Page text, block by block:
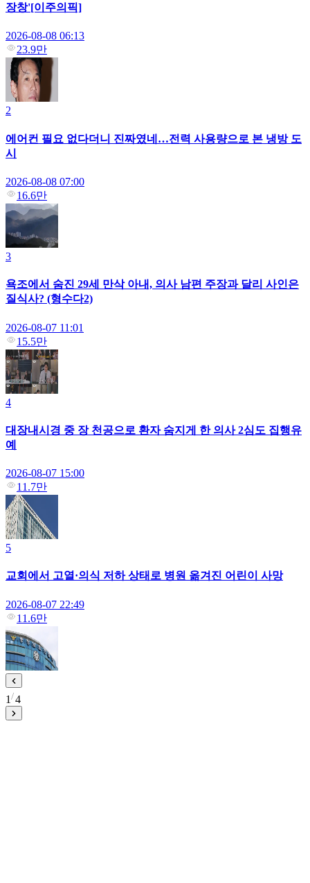
장창'[이주의픽]
2026-08-08 06:13
23.9만
2
에어컨 필요 없다더니 진짜였네…전력 사용량으로 본 냉방 도
시
2026-08-08 07:00
16.6만
3
욕조에서 숨진 29세 만삭 아내, 의사 남편 주장과 달리 사인은
질식사? (형수다2)
2026-08-07 11:01
15.5만
4
대장내시경 중 장 천공으로 환자 숨지게 한 의사 2심도 집행유
예
2026-08-07 15:00
11.7만
5
교회에서 고열·의식 저하 상태로 병원 옮겨진 어린이 사망
2026-08-07 22:49
11.6만
1 4